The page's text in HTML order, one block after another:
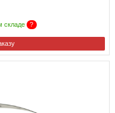
складе ?